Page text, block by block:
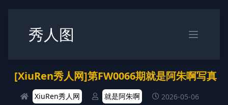
秀人图
[XiuRen秀人网]第FW0066期就是阿朱啊写真
XiuRen秀人网 就是阿朱啊 2026-05-06